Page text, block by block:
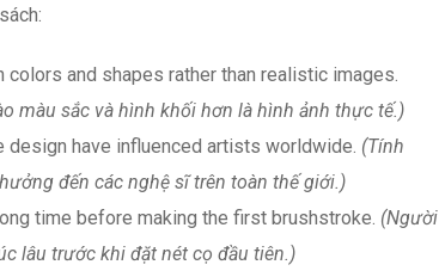
colors and shapes rather than realistic images.
màu sắc và hình khối hơn là hình ảnh thực tế.)
design have influenced artists worldwide. (Tính
đến các nghệ sĩ trên toàn thế giới.)
time before making the first brushstroke. (Người
lâu trước khi đặt nét cọ đầu tiên.)